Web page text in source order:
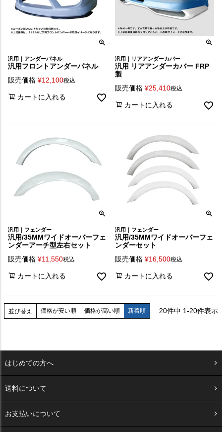
汎用｜アンダーパネル
汎用フロントアンダーパネル
販売価格 ¥12,100税込
カートに入れる
汎用｜リアアンダーカバー
汎用 リアアンダーカバー FRP
製
販売価格 ¥25,410税込
カートに入れる
汎用｜フェンダー
汎用/35MMワイドオーバーフェ
ンダーアーチ型左右セット
販売価格 ¥11,550税込
カートに入れる
汎用｜フェンダー
汎用/35MMワイドオーバーフェ
ンダーセット
販売価格 ¥16,500税込
カートに入れる
並び替え 価格が安い順 価格が高い順 新着順 20件中 1-20件表示
はじめての方へ
送料について
お支払いについて